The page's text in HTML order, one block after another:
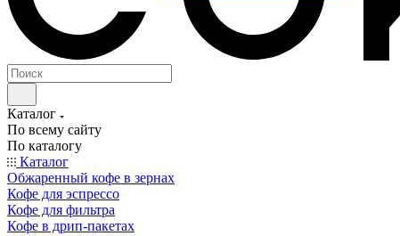
Каталог
По всему сайту
По каталогу
Каталог
Обжаренный кофе в зернах
Кофе для эспрессо
Кофе для фильтра
Кофе в дрип-пакетах